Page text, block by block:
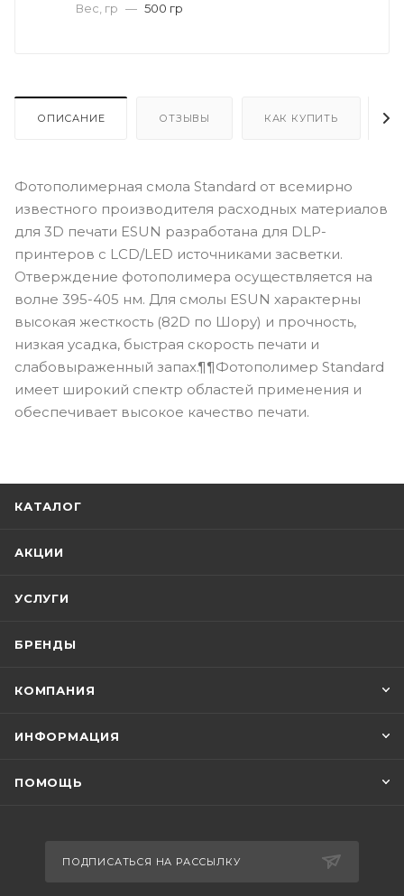
Вес, гр — 500 гр
ОПИСАНИЕ ОТЗЫВЫ КАК КУПИТЬ
Фотополимерная смола Standard от всемирно
известного производителя расходных материалов
для 3D печати ESUN разработана для DLP-
принтеров с LCD/LED источниками засветки.
Отверждение фотополимера осуществляется на
волне 395-405 нм. Для смолы ESUN характерны
высокая жесткость (82D по Шору) и прочность,
низкая усадка, быстрая скорость печати и
слабовыраженный запах.¶¶Фотополимер Standard
имеет широкий спектр областей применения и
обеспечивает высокое качество печати.
КАТАЛОГ
АКЦИИ
УСЛУГИ
БРЕНДЫ
КОМПАНИЯ
ИНФОРМАЦИЯ
ПОМОЩЬ
ПОДПИСАТЬСЯ НА РАССЫЛКУ